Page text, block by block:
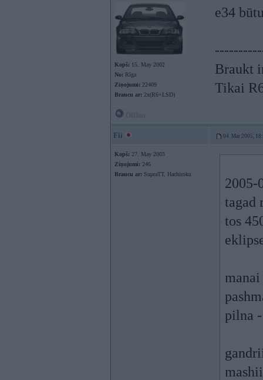
Kopš: 15. May 2002
No: Rīga
Ziņojumi: 22409
Braucu ar: 2x(R6+LSD)
e34
Braukt
Tikai
Fii 04. Mar 2005,
Kopš: 27. May 2003
Ziņojumi: 246
Braucu ar: SupraTT, Hachiroku
2005-
tagad
tos
pilna